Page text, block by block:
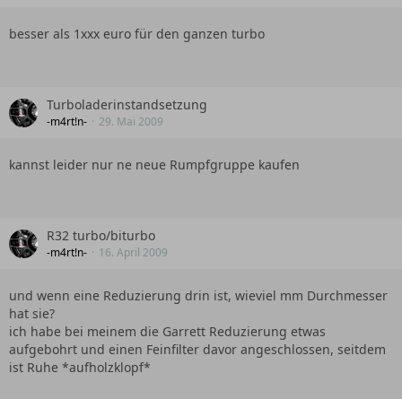
besser als 1xxx euro für den ganzen turbo
Turboladerinstandsetzung
-m4rt!n- 29. Mai 2009
kannst leider nur ne neue Rumpfgruppe kaufen
R32 turbo/biturbo
-m4rt!n- 16. April 2009
und wenn eine Reduzierung drin ist, wieviel mm Durchmesser
hat sie?
ich habe bei meinem die Garrett Reduzierung etwas
aufgebohrt und einen Feinfilter davor angeschlossen, seitdem
ist Ruhe *aufholzklopf*